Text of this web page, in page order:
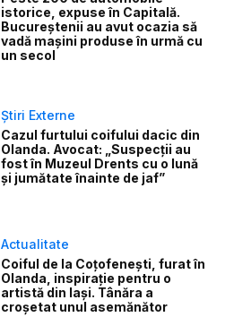
istorice, expuse în Capitală.
Bucureștenii au avut ocazia să
vadă mașini produse în urmă cu
un secol
Știri Externe
Cazul furtului coifului dacic din
Olanda. Avocat: „Suspecţii au
fost în Muzeul Drents cu o lună
şi jumătate înainte de jaf”
Actualitate
Coiful de la Coțofenești, furat în
Olanda, inspirație pentru o
artistă din Iași. Tânăra a
croșetat unul asemănător